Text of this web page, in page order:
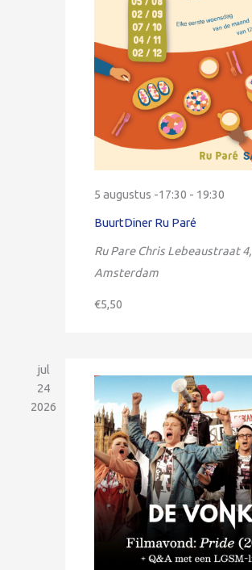
5 augustus -17:30 - 19:30
BuurtDiner Ru Paré
Ru Pare Chris Lebeaustraat 4,
Amsterdam
€5,50
jul
24
2026